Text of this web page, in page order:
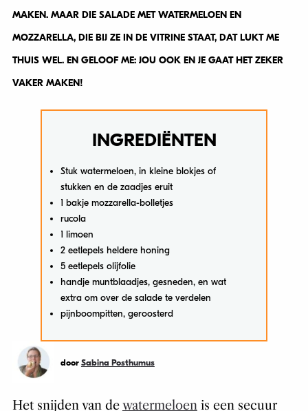
MAKEN. MAAR DIE SALADE MET WATERMELOEN EN
MOZZARELLA, DIE BIJ ZE IN DE VITRINE STAAT, DAT LUKT ME
THUIS WEL. EN GELOOF ME: JOU OOK EN JE GAAT HET ZEKER
VAKER MAKEN!
INGREDIËNTEN
Stuk watermeloen, in kleine blokjes of
stukken en de zaadjes eruit
1 bakje mozzarella-bolletjes
rucola
1 limoen
2 eetlepels heldere honing
5 eetlepels olijfolie
handje muntblaadjes, gesneden, en wat
extra om over de salade te verdelen
pijnboompitten, geroosterd
door Sabina Posthumus
Het snijden van dewatermeloenis een secuur